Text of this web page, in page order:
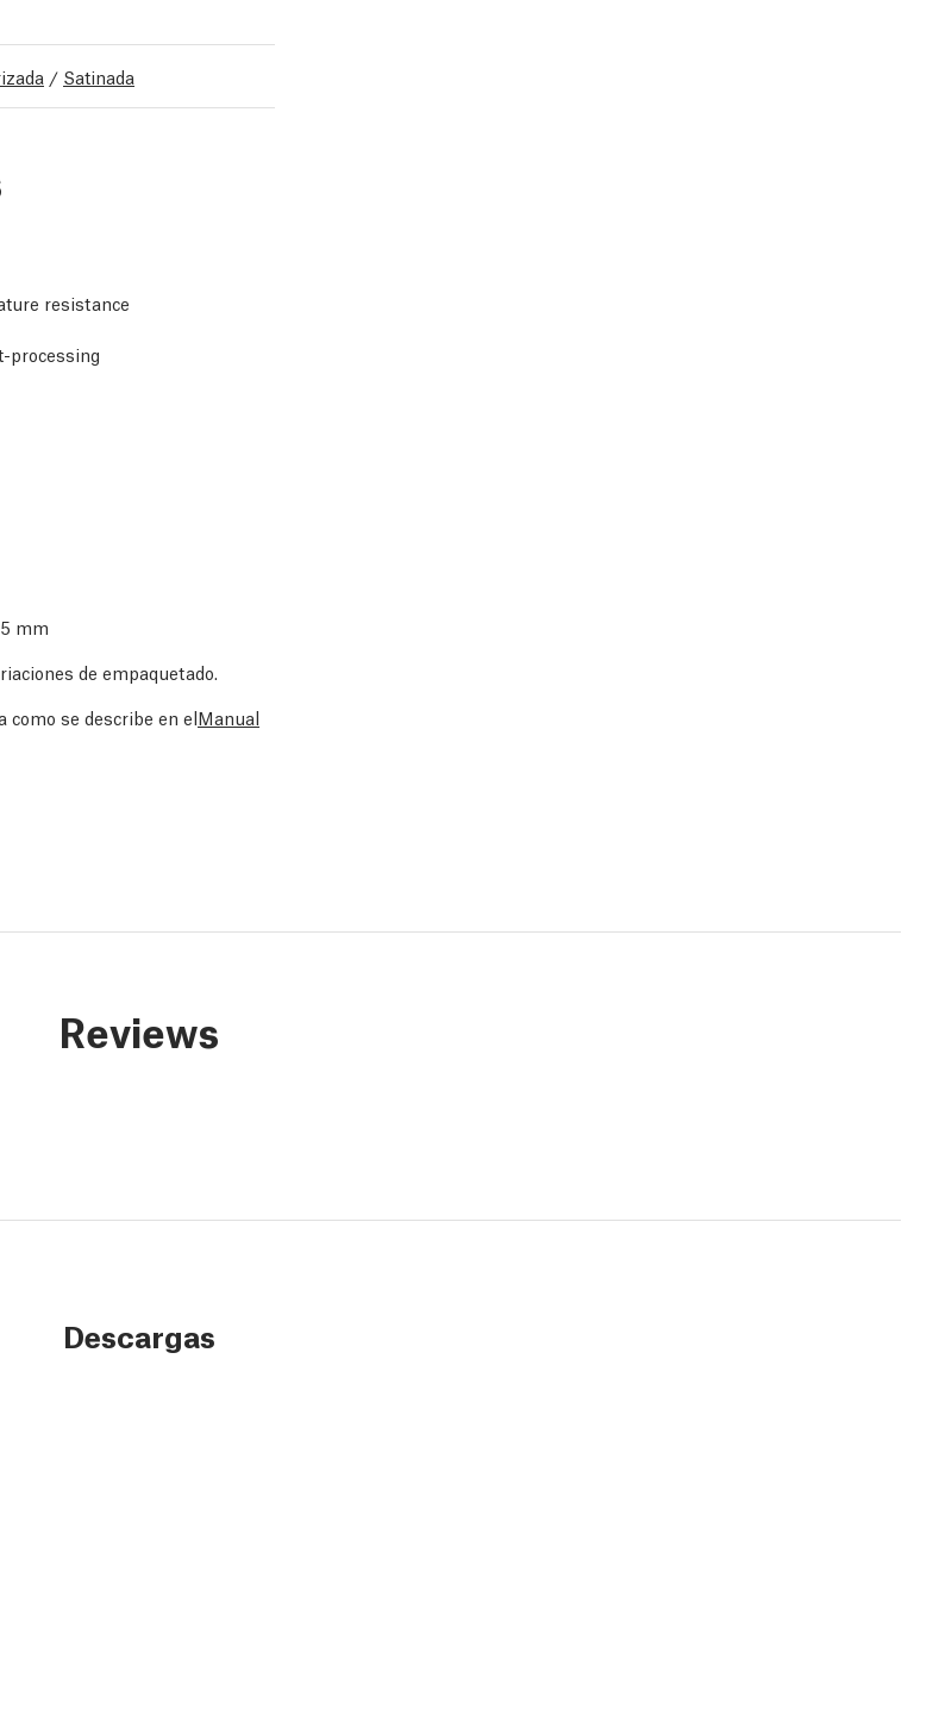
/ Satinada
resistance
processing
mm
de empaquetado.
se describe en elManual
Reviews
Descargas